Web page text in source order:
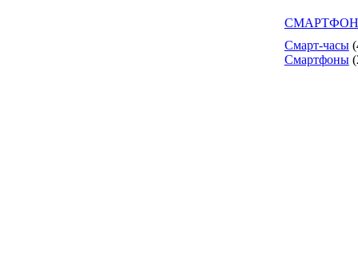
Смарт-часы
Смартфоны